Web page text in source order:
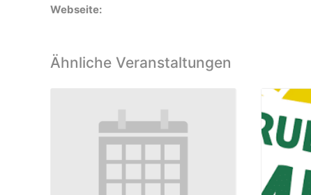
Webseite:
Ähnliche Veranstaltungen